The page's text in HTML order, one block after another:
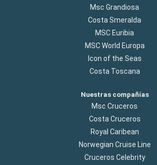
Msc Grandiosa
Costa Smeralda
MSC Euribia
MSC World Europa
Icon of the Seas
Costa Toscana
Nuestras compañías
Msc Cruceros
Costa Cruceros
Royal Caribean
Norwegian Cruise Line
Cruceros Celebrity